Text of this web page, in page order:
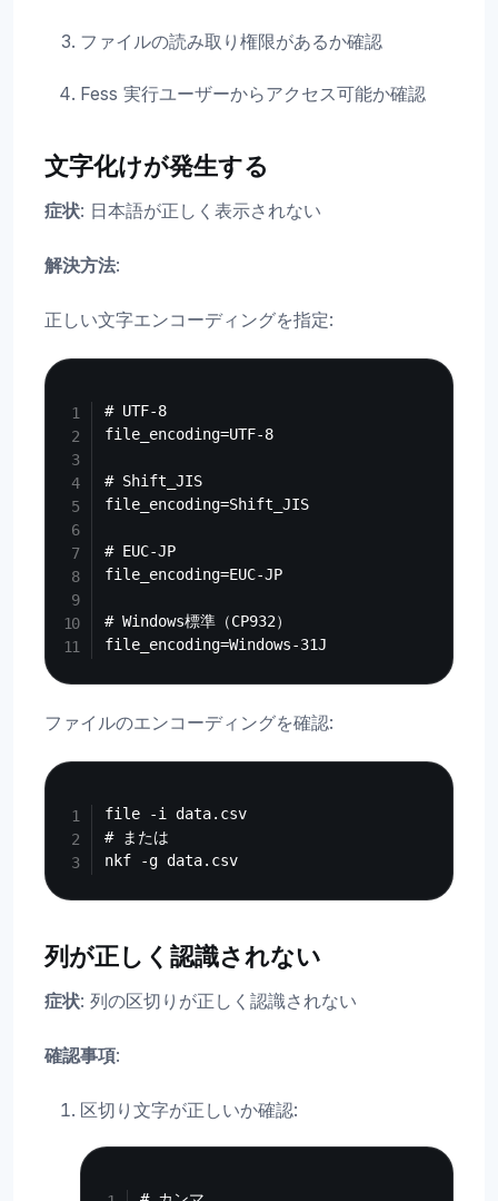
ファイルの読み取り権限があるか確認
Fess 実行ユーザーからアクセス可能か確認
文字化けが発生する
症状: 日本語が正しく表示されない
解決方法:
正しい文字エンコーディングを指定:
# UTF-8
file_encoding=UTF-8
# Shift_JIS
file_encoding=Shift_JIS
# EUC-JP
file_encoding=EUC-JP
# Windows標準（CP932）
ファイルのエンコーディングを確認:
file -i data.csv
# または
列が正しく認識されない
症状: 列の区切りが正しく認識されない
確認事項:
区切り文字が正しいか確認: